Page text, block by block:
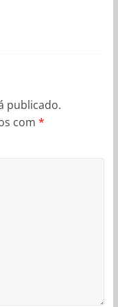
publicado.
com *